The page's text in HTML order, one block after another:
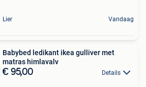
Lier Vandaag
Babybed ledikant ikea gulliver met
matras himlavalv
€ 95,00 Details